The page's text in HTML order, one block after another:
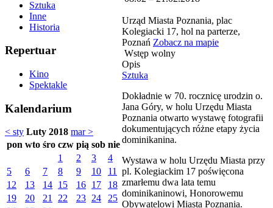
Sztuka
Inne
Historia
Repertuar
Kino
Spektakle
Kalendarium
< sty Luty 2018 mar >
pon wto śro czw pią sob nie
1
2 3
4
5
6 7 8 9 10
11
12
13 14 15 16 17
18
19
20 21 22 23 24
25
Urząd Miasta Poznania, plac
Kolegiacki 17, hol na parterze,
Poznań Zobacz na mapie
Wstęp wolny
Opis
Sztuka
Dokładnie w 70. rocznicę urodzin o.
Jana Góry, w holu Urzędu Miasta
Poznania otwarto wystawę fotografii
dokumentujących różne etapy życia
dominikanina.
Wystawa w holu Urzędu Miasta przy
pl. Kolegiackim 17 poświęcona
zmarłemu dwa lata temu
dominikaninowi, Honorowemu
Obywatelowi Miasta Poznania.